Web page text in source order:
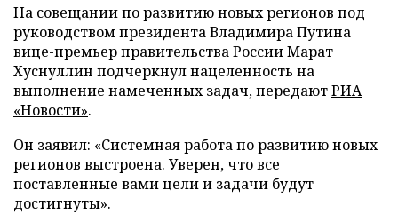
На совещании по развитию новых регионов под
руководством президента Владимира Путина
вице-премьер правительства России Марат
Хуснуллин подчеркнул нацеленность на
выполнение намеченных задач, передаютРИА
«Новости».
Он заявил: «Системная работа по развитию новых
регионов выстроена. Уверен, что все
поставленные вами цели и задачи будут
достигнуты».